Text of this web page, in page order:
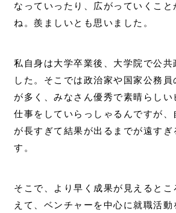
なっていったり、広がっていくこと
ね。羨ましいとも思いました。
私自身は大学卒業後、大学院で公共
した。そこでは政治家や国家公務員
が多く、みなさん優秀で素晴らしい
仕事をしていらっしゃるんですが、
が長すぎて結果が出るまでが遠す
す。
そこで、より早く成果が見えると
えて、ベンチャーを中心に就職活動